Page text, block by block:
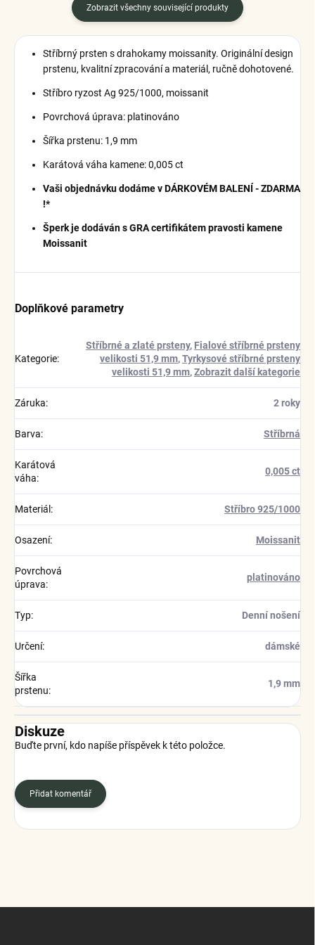
Zobrazit všechny související produkty
Stříbrný prsten s drahokamy moissanity. Originální design
prstenu, kvalitní zpracování a materiál, ručně dohotovené.
Stříbro ryzost Ag 925/1000, moissanit
Povrchová úprava: platinováno
Šířka prstenu: 1,9 mm
Karátová váha kamene: 0,005 ct
Vaši objednávku dodáme v DÁRKOVÉM BALENÍ - ZDARMA
!*
Šperk je dodáván s GRA certifikátem pravosti kamene
Moissanit
Doplňkové parametry
Kategorie:
Stříbrné a zlaté prsteny, Fialové stříbrné prsteny
velikosti 51,9 mm,Tyrkysové stříbrné prsteny
velikosti 51,9 mm,Zobrazit další kategorie
Záruka: 2 roky
Barva: Stříbrná
Karátová
váha:
0,005 ct
Materiál : Stříbro 925/1000
Osazení: Moissanit
Povrchová
úprava:
platinováno
Typ: Denní nošení
Určení: dámské
Šířka
prstenu:
1,9 mm
Diskuze
Buďte první, kdo napíše příspěvek k této položce.
Přidat komentář